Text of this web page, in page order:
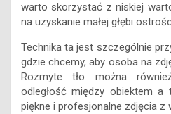
warto skorzystać z niskiej
na uzyskanie małej głębi
Technika ta jest szczególnie
gdzie chcemy, aby osoba na
Rozmyte tło można
odległość między obiektem a
piękne i profesjonalne zdjęcia z